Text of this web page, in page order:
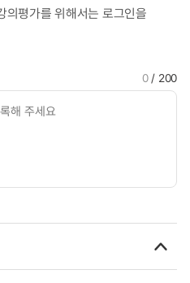
의평가를 위해서는 로그인을
0/ 200